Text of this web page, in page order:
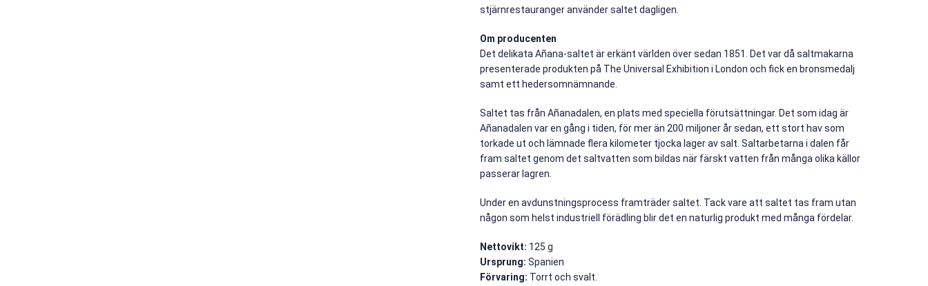
stjärnrestauranger använder saltet dagligen.
Om producenten
Det delikata Añana-saltet är erkänt världen över sedan 1851. Det var då saltmakarna
presenterade produkten på The Universal Exhibition i London och fick en bronsmedalj
samt ett hedersomnämnande.
Saltet tas från Añanadalen, en plats med speciella förutsättningar. Det som idag är
Añanadalen var en gång i tiden, för mer än 200 miljoner år sedan, ett stort hav som
torkade ut och lämnade flera kilometer tjocka lager av salt. Saltarbetarna i dalen får
fram saltet genom det saltvatten som bildas när färskt vatten från många olika källor
passerar lagren.
Under en avdunstningsprocess framträder saltet. Tack vare att saltet tas fram utan
någon som helst industriell förädling blir det en naturlig produkt med många fördelar.
Nettovikt: 125 g
Ursprung: Spanien
Förvaring: Torrt och svalt.